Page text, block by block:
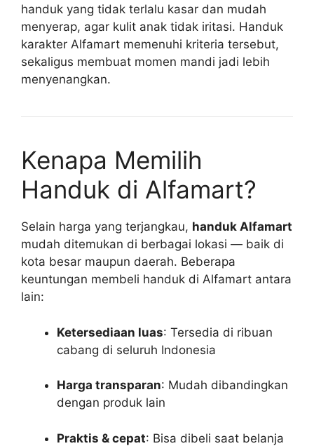
handuk yang tidak terlalu kasar dan mudah
menyerap, agar kulit anak tidak iritasi. Handuk
karakter Alfamart memenuhi kriteria tersebut,
sekaligus membuat momen mandi jadi lebih
menyenangkan.
Kenapa Memilih
Handuk di Alfamart?
Selain harga yang terjangkau, handuk Alfamart
mudah ditemukan di berbagai lokasi — baik di
kota besar maupun daerah. Beberapa
keuntungan membeli handuk di Alfamart antara
lain:
Ketersediaan luas: Tersedia di ribuan
cabang di seluruh Indonesia
Harga transparan: Mudah dibandingkan
dengan produk lain
Praktis & cepat: Bisa dibeli saat belanja